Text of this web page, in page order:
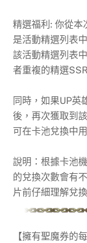
精選福利: 你從本
是活動精選列表
該活動精選列表
者重複的精選
同時，如果UP英
後，再次獲取到
可在卡池兌換中
說明：根據卡池
的兌換次數會有
片前仔細理解兌
【擁有聖魔券的